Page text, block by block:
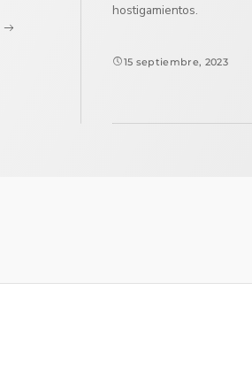
hostigamientos.
15 septiembre, 2023